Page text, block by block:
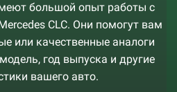
большой опыт работы с
CLC. Они помогут вам
или качественные аналоги
год выпуска и другие
вашего авто.